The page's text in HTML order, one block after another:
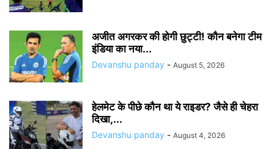
अजीत अगरकर की होगी छुट्टी! कौन बनेगा टीम
इंडिया का नया...
Devanshu panday - August 5, 2026
हेलमेट के पीछे कौन था ये राइडर? जैसे ही चेहरा
दिखा,...
Devanshu panday - August 4, 2026